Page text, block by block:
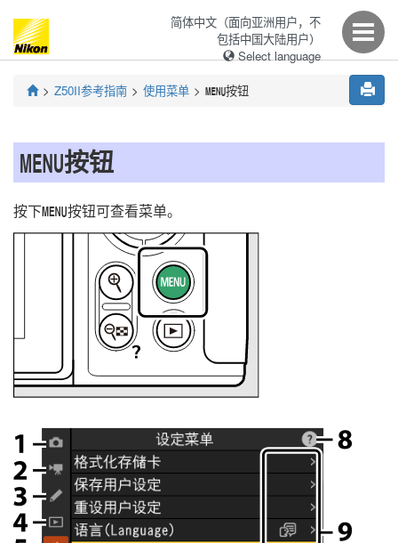
简体中文（面向亚洲用户，不
包括中国大陆用户）
Select language
Z50II参考指南 使用菜单 G按钮
G按钮
按下G按钮可查看菜单。